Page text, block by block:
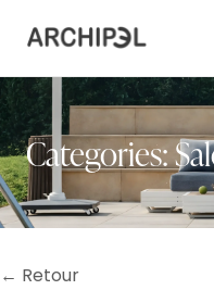
Categories:
← Retour